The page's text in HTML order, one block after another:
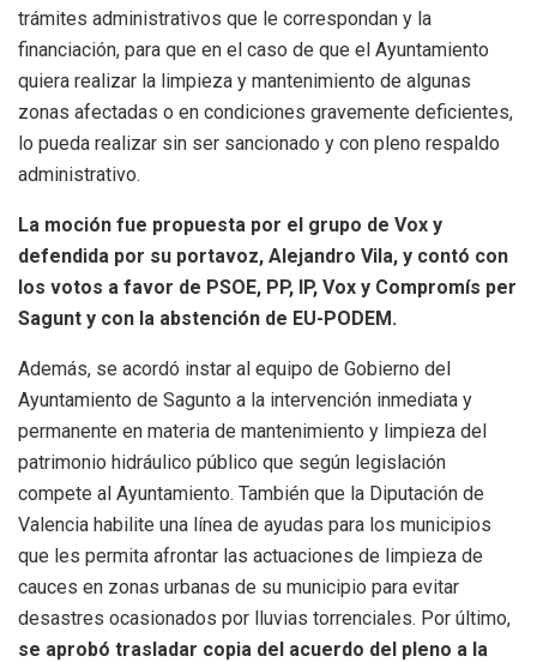
trámites administrativos que le correspondan y la
financiación, para que en el caso de que el Ayuntamiento
quiera realizar la limpieza y mantenimiento de algunas
zonas afectadas o en condiciones gravemente deficientes,
lo pueda realizar sin ser sancionado y con pleno respaldo
administrativo.
La moción fue propuesta por el grupo de Vox y
defendida por su portavoz, Alejandro Vila, y contó con
los votos a favor de PSOE, PP, IP, Vox y Compromís per
Sagunt y con la abstención de EU-PODEM.
Además, se acordó instar al equipo de Gobierno del
Ayuntamiento de Sagunto a la intervención inmediata y
permanente en materia de mantenimiento y limpieza del
patrimonio hidráulico público que según legislación
compete al Ayuntamiento. También que la Diputación de
Valencia habilite una línea de ayudas para los municipios
que les permita afrontar las actuaciones de limpieza de
cauces en zonas urbanas de su municipio para evitar
desastres ocasionados por lluvias torrenciales. Por último,
se aprobó trasladar copia del acuerdo del pleno a la